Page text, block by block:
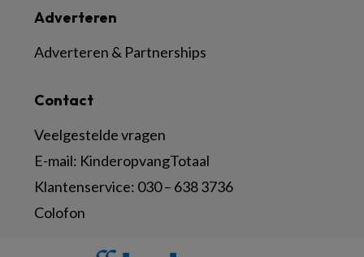
Contact
Veelgestelde vragen
E-mail: KinderopvangTotaal
Klantenservice: 030 – 638 3736
Colofon
Adverteren
Adverteren & Partnerships